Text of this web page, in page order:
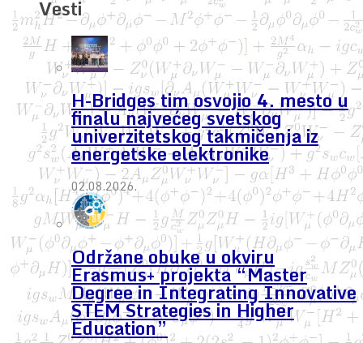
Vesti
H-Bridges tim osvojio 4. mesto u
finalu najvećeg svetskog
univerzitetskog takmičenja iz
energetske elektronike
02.08.2026.
Održane obuke u okviru
Erasmus+ projekta “Master
Degree in Integrating Innovative
STEM Strategies in Higher
Education”